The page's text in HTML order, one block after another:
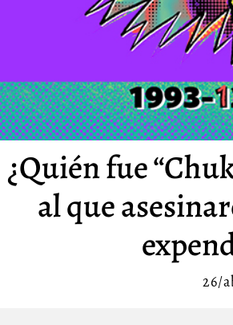
¿Quién fue
al que
26/